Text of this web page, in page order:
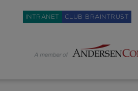
INTRANET CLUB BRAINTRUST